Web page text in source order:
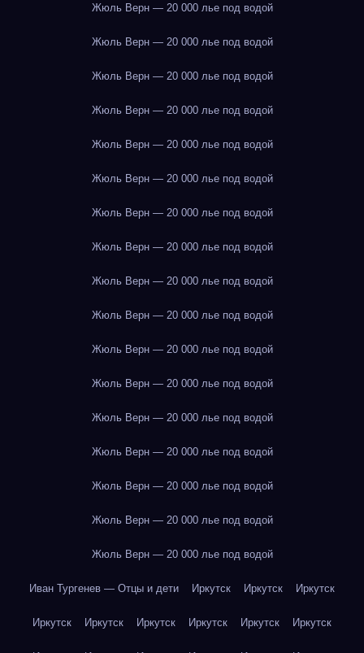
Жюль Верн — 20 000 лье под водой
Жюль Верн — 20 000 лье под водой
Жюль Верн — 20 000 лье под водой
Жюль Верн — 20 000 лье под водой
Жюль Верн — 20 000 лье под водой
Жюль Верн — 20 000 лье под водой
Жюль Верн — 20 000 лье под водой
Жюль Верн — 20 000 лье под водой
Жюль Верн — 20 000 лье под водой
Жюль Верн — 20 000 лье под водой
Жюль Верн — 20 000 лье под водой
Жюль Верн — 20 000 лье под водой
Жюль Верн — 20 000 лье под водой
Жюль Верн — 20 000 лье под водой
Жюль Верн — 20 000 лье под водой
Жюль Верн — 20 000 лье под водой
Жюль Верн — 20 000 лье под водой
Иван Тургенев — Отцы и дети Иркутск Иркутск Иркутск
Иркутск Иркутск Иркутск Иркутск Иркутск Иркутск